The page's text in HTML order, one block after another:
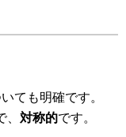
ても明確です。
対称的です。